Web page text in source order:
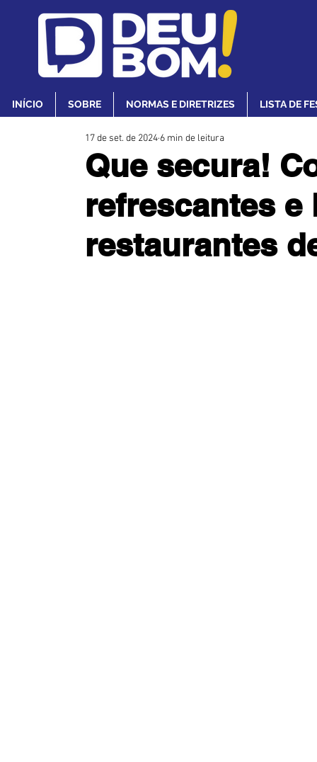
INÍCIO SOBRE NORMAS E DIRETRIZES LISTA DE
Que secura!
refrescantes e
restaurantes
17 de set. de 2024 6 min de leitura